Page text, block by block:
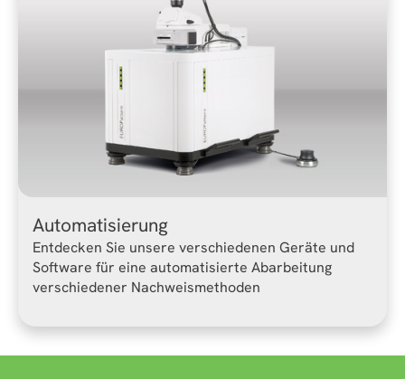
Automatisierung
Entdecken Sie unsere verschiedenen Geräte und
Software für eine automatisierte Abarbeitung
verschiedener Nachweismethoden